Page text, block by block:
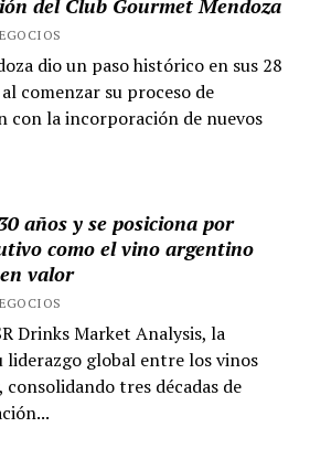
del Club Gourmet Mendoza
dio un paso histórico en sus 28
comenzar su proceso de
con la incorporación de nuevos
años y se posiciona por
como el vino argentino
valor
Drinks Market Analysis, la
liderazgo global entre los vinos
tres décadas de